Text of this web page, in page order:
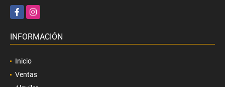
FacebookInstagram
INFORMACIÓN
Inicio
Ventas